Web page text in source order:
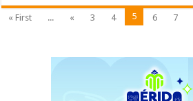
« First ... « 3 4 5 6 7